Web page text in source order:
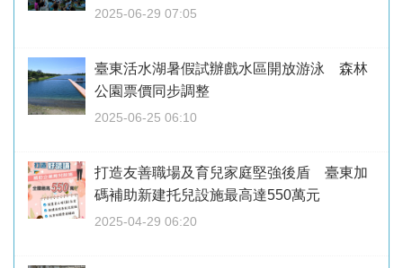
2025-06-29 07:05
臺東活水湖暑假試辦戲水區開放游泳 森林
公園票價同步調整
2025-06-25 06:10
打造友善職場及育兒家庭堅強後盾 臺東加
碼補助新建托兒設施最高達550萬元
2025-04-29 06:20